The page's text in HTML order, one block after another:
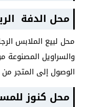
محل الدفة
محل لبيع الملابس
والسراويل المصنوعة
الوصول إلى المتجر
محل كنوز